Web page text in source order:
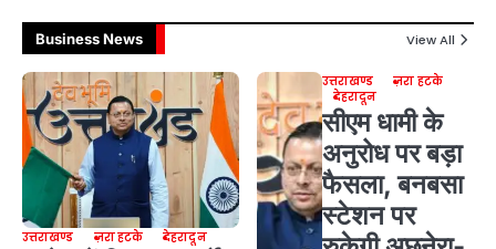
Business News View All
उत्तराखण्ड ज़रा हटके देहरादून
उत्तराखण्ड
ज़रा हटके
देहरादून
सीएम धामी के
अनुरोध पर बड़ा
फैसला, बनबसा
स्टेशन पर